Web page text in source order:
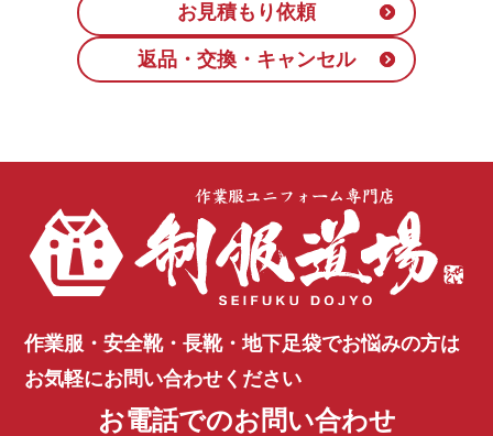
お見積もり依頼
返品・交換・キャンセル
作業服・安全靴・長靴・地下足袋でお悩みの方は
お気軽にお問い合わせください
お電話でのお問い合わせ